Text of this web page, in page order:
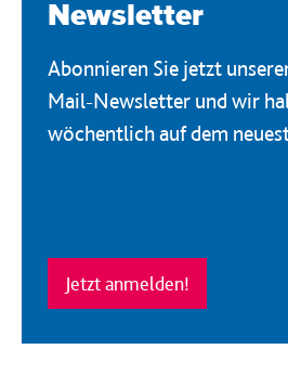
Newsletter
Abonnieren Sie jetzt
Mail-Newsletter und wir
wöchentlich auf dem
Jetzt anmelden!